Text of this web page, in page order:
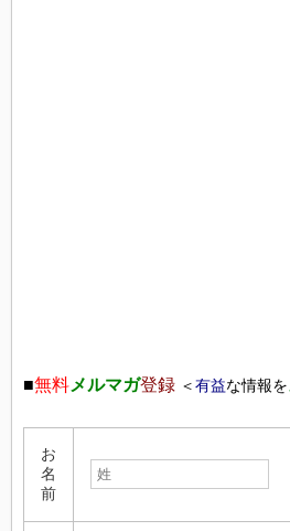
■無料メルマガ登録 ＜有益な情報を
お
名
前